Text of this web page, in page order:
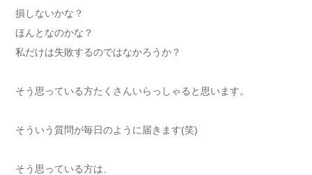
損しないかな？
ほんとなのかな？
私だけは失敗するのではなかろうか？
そう思っている方たくさんいらっしゃると思います。
そういう質問が毎日のように届きます(笑)
そう思っている方は、